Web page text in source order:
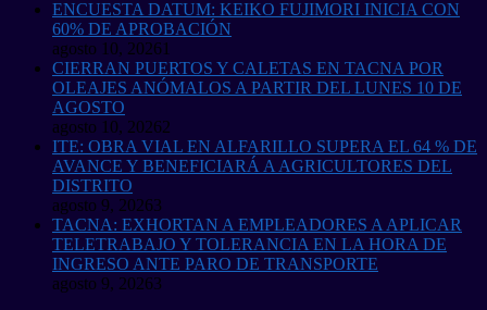
ENCUESTA DATUM: KEIKO FUJIMORI INICIA CON
60% DE APROBACIÓN
agosto 10, 20261
CIERRAN PUERTOS Y CALETAS EN TACNA POR
OLEAJES ANÓMALOS A PARTIR DEL LUNES 10 DE
AGOSTO
agosto 10, 20262
ITE: OBRA VIAL EN ALFARILLO SUPERA EL 64 % DE
AVANCE Y BENEFICIARÁ A AGRICULTORES DEL
DISTRITO
agosto 9, 20263
TACNA: EXHORTAN A EMPLEADORES A APLICAR
TELETRABAJO Y TOLERANCIA EN LA HORA DE
INGRESO ANTE PARO DE TRANSPORTE
agosto 9, 20263